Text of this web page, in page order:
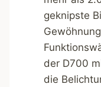
geknipste
der D700
die